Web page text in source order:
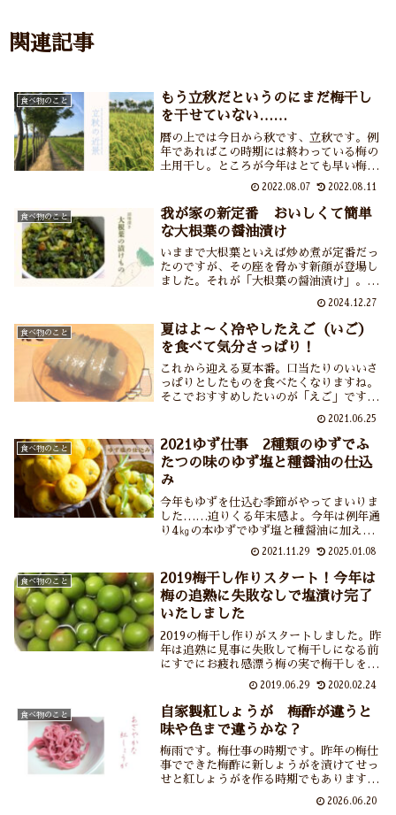
関連記事
食べ物のこと
もう立秋だというのにまだ梅干し
を干せていない……
暦の上では今日から秋です、立秋です。例
年であればこの時期には終わっている梅の
土用干し。ところが今年はとても早い梅雨
まだ梅を干せていません。それどころかこ
の先もお盆過ぎまでお天気が不安定な様
子。あぁ梅干しの完成はいつになるのや
ら。
2022.08.07 2022.08.11
食べ物のこと
我が家の新定番 おいしくて簡単
な大根葉の醤油漬け
いままで大根葉といえば炒め煮が定番だっ
たのですが、その座を脅かす新顔が登場し
ました。それが「大根葉の醤油漬け」。い
ちゃって。それぐらい簡単でおいしくて大
根葉の栄養をまるっといただける漬けもの
です。
2024.12.27
食べ物のこと
夏はよ～く冷やしたえご（いご）
を食べて気分さっぱり！
これから迎える夏本番。口当たりのいいさ
っぱりとしたものを食べたくなりますね。
そこでおすすめしたいのが「えご」です。
新潟では「えご」「いご」と呼びますが各
地にお仲間がいるみたい。そんな「えご」
のお話です。
2021.06.25
食べ物のこと
2021ゆず仕事 2種類のゆずでふ
たつの味のゆず塩と種醤油の仕込
み
今年もゆずを仕込む季節がやってまいりま
した……迫りくる年末感よ。今年は例年通
り4㎏の本ゆずでゆず塩と種醤油に加えて
花ゆず1㎏で辛口のゆず塩も作りました。
いつものお鍋が何倍にもおいしくなるゆず
塩作り、みなさまもゆず塩を作ってそのお
いしさにしみじみなさってください。
2021.11.29 2025.01.08
食べ物のこと
2019梅干し作りスタート！今年は
梅の追熟に失敗なしで塩漬け完了
いたしました
2019の梅干し作りがスタートしました。昨
年は追熟に見事に失敗して梅干しになる前
にすでにお疲れ感漂う梅の実で梅干しを作
い！という固い決意のもと梅干し作りま
す。改めて追熟や梅の熟度について調べ結
局追熟作業はしないで塩漬け完了。いい感
じです、今のところ。
2019.06.29 2020.02.24
食べ物のこと
自家製紅しょうが 梅酢が違うと
味や色まで違うかな？
梅雨です。梅仕事の時期です。昨年の梅仕
事でできた梅酢に新しょうがを漬けてせっ
せと紅しょうがを作る時期でもあります。
した。作ってもすぐなくなっちゃうほどお
2026.06.20